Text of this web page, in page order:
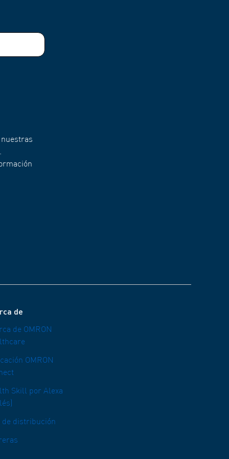
de
de OMRON
OMRON
Skill por Alexa
de distribución